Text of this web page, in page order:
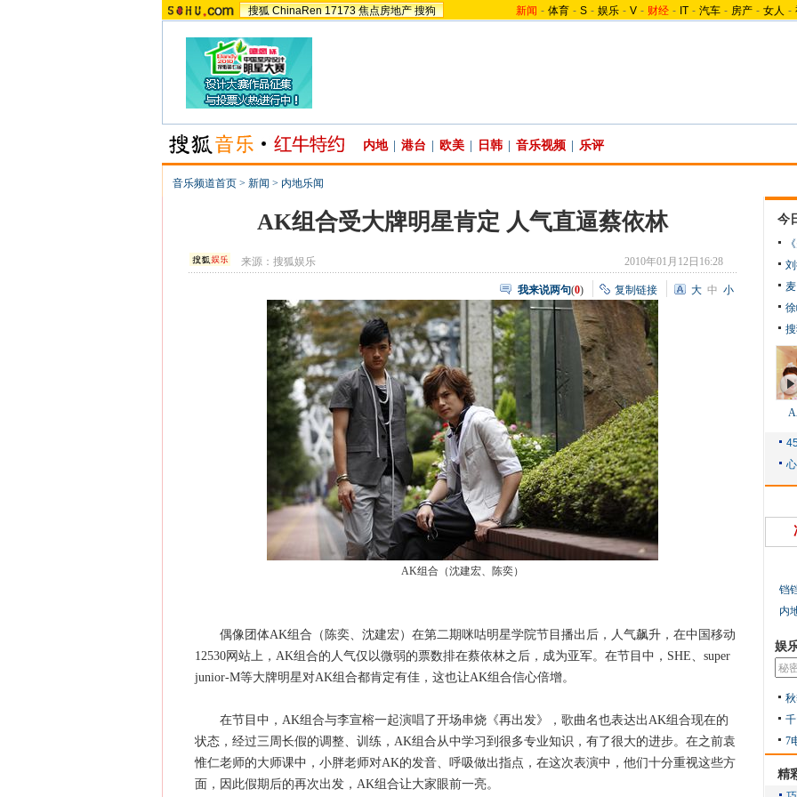
搜狐 ChinaRen 17173 焦点房地产 搜狗 新闻 - 体育 - S - 娱乐 - V - 财经 - IT - 汽车 - 房产 - 女人 -
内地 港台 欧美 日韩 音乐视频 乐评
音乐频道首页 > 新闻 > 内地乐闻
AK组合受大牌明星肯定 人气直逼蔡依林
来源：搜狐娱乐 2010年01月12日16:28
我来说两句(0) 复制链接 大 中 小
AK组合（沈建宏、陈奕）
偶像团体AK组合（陈奕、沈建宏）在第二期咪咕明星学院节目播出后，人气飙升，在中国移动
12530网站上，AK组合的人气仅以微弱的票数排在蔡依林之后，成为亚军。在节目中，SHE、super
junior-M等大牌明星对AK组合都肯定有佳，这也让AK组合信心倍增。
在节目中，AK组合与李宣榕一起演唱了开场串烧《再出发》，歌曲名也表达出AK组合现在的
状态，经过三周长假的调整、训练，AK组合从中学习到很多专业知识，有了很大的进步。在之前袁
惟仁老师的大师课中，小胖老师对AK的发音、呼吸做出指点，在这次表演中，他们十分重视这些方
面，因此假期后的再次出发，AK组合让大家眼前一亮。
今
铛
内
娱
7
精